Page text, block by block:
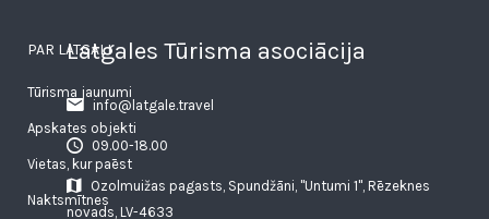
Latgales Tūrisma asociācija
info@latgale.travel
09.00-18.00
Ozolmuižas pagasts, Spundžāni, "Untumi 1", Rēzeknes
novads, LV-4633
PAR LATGALI
Tūrisma jaunumi
Apskates objekti
Vietas, kur paēst
Naktsmītnes